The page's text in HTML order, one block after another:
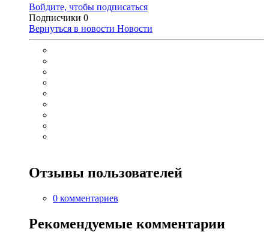
Войдите, чтобы подписаться
Подписчики 0
Вернуться в новости Новости
Отзывы пользователей
0 комментариев
Рекомендуемые комментарии